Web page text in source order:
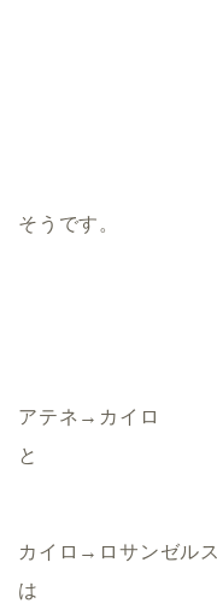
そうです。
アテネ→カイロ
と
カイロ→ロサンゼルス
は